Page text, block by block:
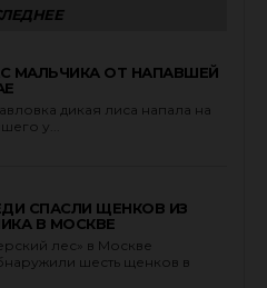
МАЛЬЧИКА ОТ НАПАВШЕЙ
дикая лиса напала на
у...
СПАСЛИ ЩЕНКОВ ИЗ
В МОСКВЕ
лес» в Москве
шесть щенков в